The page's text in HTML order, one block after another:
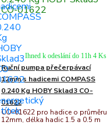
Ruční pumpa přečerpávací
12mm s hadicemi COMPASS
0.240 Kg HOBY Sklad3 CO-
01622
CO-01622 pro hadice o průměru
12mm, délka hadic 1.5 a 0.5 m
Ihned k odeslání do 11h 4 Ks